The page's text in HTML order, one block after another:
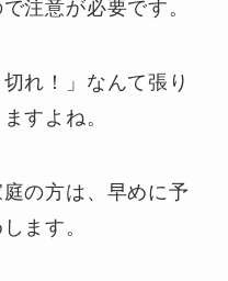
注意が必要です。
れ！」なんて張り
すよね。
の方は、早めに予
ます。